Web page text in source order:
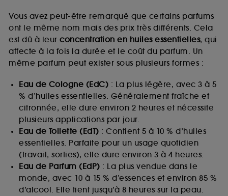
Vous avez peut-être remarqué que certains parfums
ont le même nom mais des prix très différents. Cela
est dû à leur concentration en huiles essentielles, qui
affecte à la fois la durée et le coût du parfum. Un
même parfum peut exister sous plusieurs formes :
Eau de Cologne (EdC) : La plus légère, avec 3 à 5
% d’huiles essentielles. Généralement fraîche et
citronnée, elle dure environ 2 heures et nécessite
plusieurs applications par jour.
Eau de Toilette (EdT) : Contient 5 à 10 % d’huiles
essentielles. Parfaite pour un usage quotidien
(travail, sorties), elle dure environ 3 à 4 heures.
Eau de Parfum (EdP) : La plus vendue dans le
monde, avec 10 à 15 % d’essences et environ 85 %
d’alcool. Elle tient jusqu’à 8 heures sur la peau.